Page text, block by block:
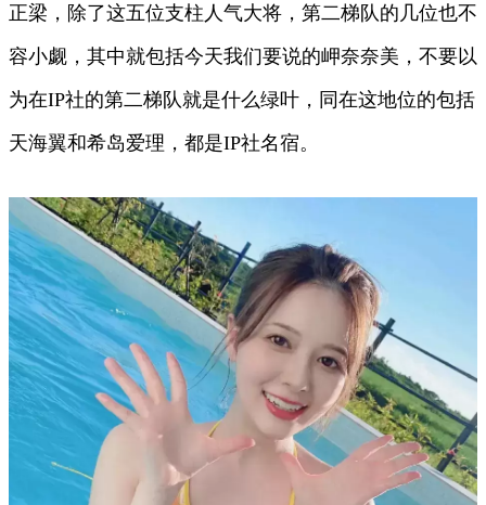
正梁，除了这五位支柱人气大将，第二梯队的几位也不
容小觑，其中就包括今天我们要说的岬奈奈美，不要以
为在IP社的第二梯队就是什么绿叶，同在这地位的包括
天海翼和希岛爱理，都是IP社名宿。